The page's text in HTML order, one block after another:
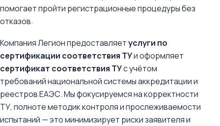
помогает пройти регистрационные процедуры без
отказов.
Компания Легион предоставляетуслуги по
сертификации соответствия ТУи оформляет
сертификат соответствия ТУс учётом
требований национальной системы аккредитации и
реестров ЕАЭС. Мы фокусируемся на корректности
ТУ, полноте методик контроля и прослеживаемости
испытаний — это минимизирует риски заявителя и